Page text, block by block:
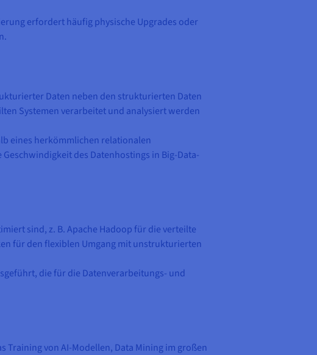
erfordert häufig physische Upgrades oder
Daten neben den strukturierten Daten
Systemen verarbeitet und analysiert werden
eines herkömmlichen relationalen
des Datenhostings in Big-Data-
sind, z. B. Apache Hadoop für die verteilte
für den flexiblen Umgang mit unstrukturierten
die für die Datenverarbeitungs- und
Training von AI-Modellen, Data Mining im großen